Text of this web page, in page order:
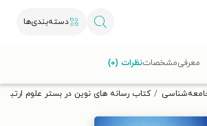
دسته‌بندی‌ها
تخفیف از طاقچه دریافت کن.
کتاب رسانه های نوین در بستر علوم
معرفیمشخصاتنظرات (۰)